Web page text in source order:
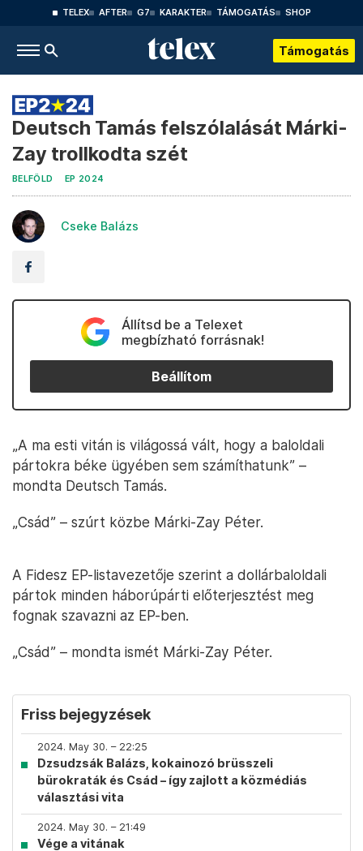
TELEX AFTER G7 KARAKTER TÁMOGATÁS SHOP
Támogatás
Deutsch Tamás felszólalását Márki-
Zay trollkodta szét
BELFÖLD EP 2024
Cseke Balázs
Állítsd be a Telexet
megbízható forrásnak!
Beállítom
„A ma esti vitán is világossá vált, hogy a baloldali
pártokra béke ügyében sem számíthatunk” –
mondta Deutsch Tamás.
„Csád” – szúrt közbe Márki-Zay Péter.
A Fidesz EP-listavezetője szerint a dollárbaloldali
pártok minden háborúpárti előterjesztést meg
fognak szavazni az EP-ben.
„Csád” – mondta ismét Márki-Zay Péter.
Friss bejegyzések
2024. May 30. – 22:25
Dzsudzsák Balázs, kokainozó brüsszeli
bürokraták és Csád – így zajlott a közmédiás
választási vita
2024. May 30. – 21:49
Vége a vitának